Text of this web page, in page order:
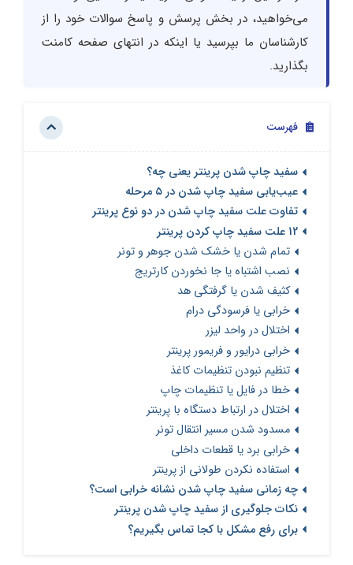
می‌خواهید، در بخش پرسش و پاسخ سوالات خود را از
کارشناسان ما بپرسید یا اینکه در انتهای صفحه کامنت
بگذارید.
فهرست
سفید چاپ شدن پرینتر یعنی چه؟
عیب‌یابی سفید چاپ شدن در ۵ مرحله
تفاوت علت سفید چاپ شدن در دو نوع پرینتر
12 علت سفید چاپ کردن پرینتر
تمام شدن یا خشک شدن جوهر و تونر
نصب اشتباه یا جا نخوردن کارتریج
کثیف شدن یا گرفتگی هد
خرابی یا فرسودگی درام
اختلال در واحد لیزر
خرابی درایور و فریمور پرینتر
تنظیم نبودن تنظیمات کاغذ
خطا در فایل یا تنظیمات چاپ
اختلال در ارتباط دستگاه با پرینتر
مسدود شدن مسیر انتقال تونر
خرابی برد یا قطعات داخلی
استفاده نکردن طولانی‌ از پرینتر
چه زمانی سفید چاپ شدن نشانه خرابی است؟
نکات جلوگیری از سفید چاپ شدن پرینتر
برای رفع مشکل با کجا تماس بگیریم؟